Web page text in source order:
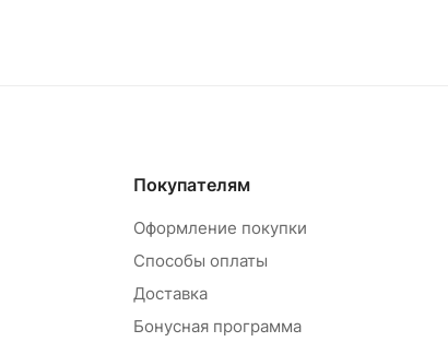
Покупателям
Оформление покупки
Способы оплаты
Доставка
Бонусная программа